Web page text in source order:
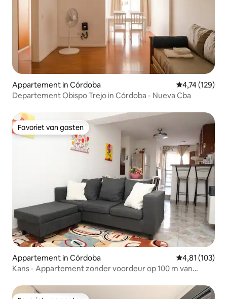
Appartement in Córdoba Gemiddelde
4,74 (129)
Departement Obispo Trejo in Córdoba - Nueva Cba
Favoriet van gasten
Favoriet van gasten
Appartement in Córdoba Gemiddelde
4,81 (103)
Kans - Appartement zonder voordeur op 100 m van